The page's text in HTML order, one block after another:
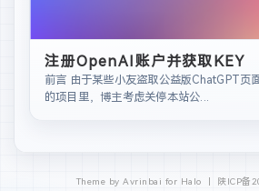
注册OpenAI账户并获取KEY
前言 由于某些小友盗取公益版ChatGPT页
的项目里，博主考虑关停本站公...
Theme by Avrinbai for Halo 丨 陕ICP备